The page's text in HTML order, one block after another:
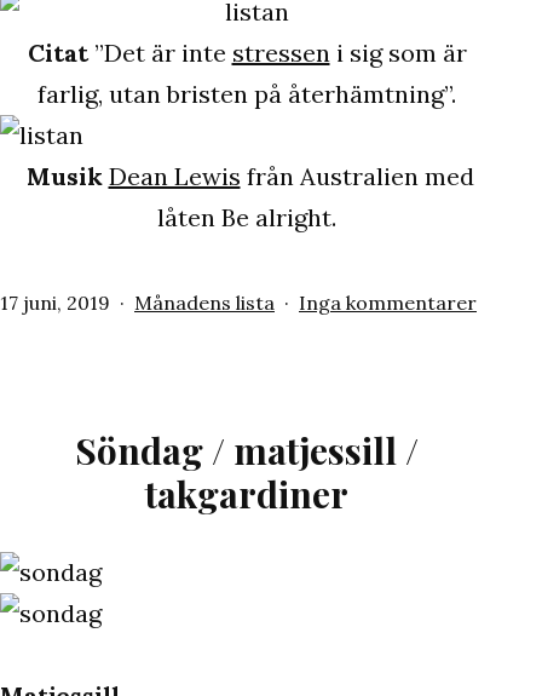
Citat”Det är inte stressen i sig som är
farlig, utan bristen på återhämtning”.
Musik Dean Lewis från Australien med
låten Be alright.
Publicerat
17 juni, 2019
Kategoriserat
Månadens lista Inga kommentarertill
Söndag / matjessill /
takgardiner